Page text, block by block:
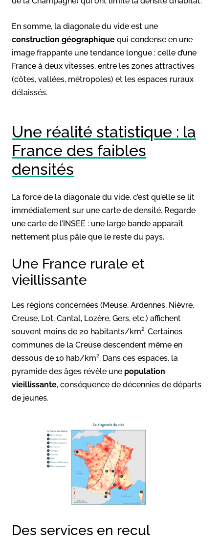
En somme, la diagonale du vide est une
construction géographique qui condense en une
image frappante une tendance longue : celle d’une
France à deux vitesses, entre les zones attractives
(côtes, vallées, métropoles) et les espaces ruraux
délaissés.
Une réalité statistique : la
France des faibles
densités
La force de la diagonale du vide, c’est qu’elle se lit
immédiatement sur une carte de densité. Regarde
une carte de l’INSEE : une large bande apparaît
nettement plus pâle que le reste du pays.
Une France rurale et
vieillissante
Les régions concernées (Meuse, Ardennes, Nièvre,
Creuse, Lot, Cantal, Lozère, Gers, etc.) affichent
souvent moins de 20 habitants/km². Certaines
communes de la Creuse descendent même en
dessous de 10 hab/km². Dans ces espaces, la
pyramide des âges révèle une population
vieillissante, conséquence de décennies de départs
de jeunes.
Des services en recul